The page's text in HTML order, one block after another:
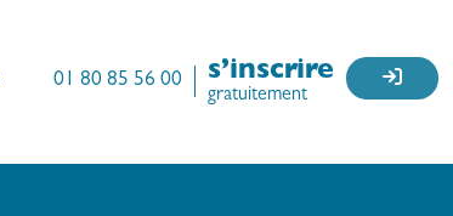
01 80 85 56 00 s’inscrire
gratuitement